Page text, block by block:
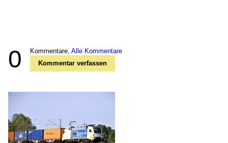
0 Kommentare, Alle Kommentare
Kommentar verfassen